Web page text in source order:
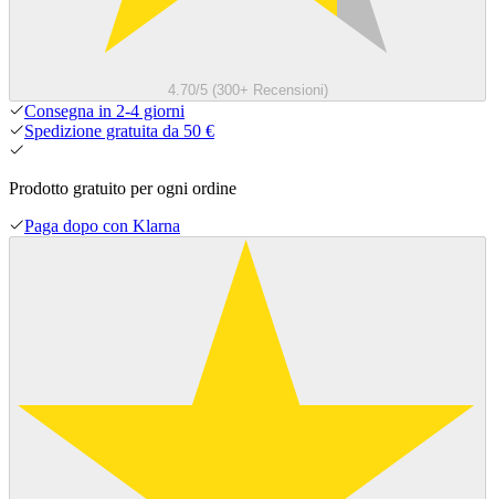
4.70/5 (300+ Recensioni)
Consegna in 2-4 giorni
Spedizione gratuita da 50 €
Prodotto gratuito per ogni ordine
Paga dopo con Klarna